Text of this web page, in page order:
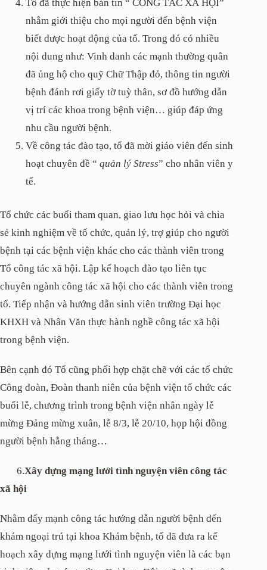
Tổ đã thực hiện bản tin “ CÔNG TÁC XÃ HỘI”
nhằm giới thiệu cho mọi người đến bệnh viện
biết được hoạt động của tổ. Trong đó có nhiều
nội dung như: Vinh danh các mạnh thường quân
đã ủng hộ cho quỹ Chữ Thập đỏ, thông tin người
bệnh đánh rơi giấy tờ tuỳ thân, sơ đồ hướng dẫn
vị trí các khoa trong bệnh viện… giúp đáp ứng
nhu cầu người bệnh.
Về công tác đào tạo, tổ đã mời giáo viên đến sinh
hoạt chuyên đề “ quản lý Stress” cho nhân viên y
tế.
Tổ chức các buổi tham quan, giao lưu học hỏi và chia
sẻ kinh nghiệm về tổ chức, quản lý, trợ giúp cho người
bệnh tại các bệnh viện khác cho các thành viên trong
Tổ công tác xã hội. Lập kế hoạch đào tạo liên tục
chuyên ngành công tác xã hội cho các thành viên trong
tổ. Tiếp nhận và hướng dẫn sinh viên trường Đại học
KHXH và Nhân Văn thực hành nghề công tác xã hội
trong bệnh viện.
Bên cạnh đó Tổ cũng phối hợp chặt chẽ với các tổ chức
Công đoàn, Đoàn thanh niên của bệnh viện tổ chức các
buổi lễ, chương trình trong bệnh viện nhân ngày lễ
mừng Đảng mừng xuân, lễ 8/3, lễ 20/10, họp hội đồng
người bệnh hằng tháng…
6.Xây dựng mạng lưới tình nguyện viên công tác
xã hội
Nhằm đẩy mạnh công tác hướng dẫn người bệnh đến
khám ngoại trú tại khoa Khám bệnh, tổ đã đưa ra kế
hoạch xây dựng mạng lưới tình nguyện viên là các bạn